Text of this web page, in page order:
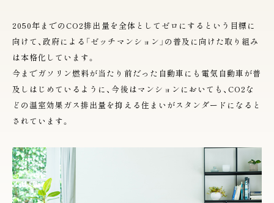
2050年までのCO2排出量を全体としてゼロにするという目標に
向けて、政府による「ゼッチマンション」の普及に向けた取り組み
は本格化しています。
今までガソリン燃料が当たり前だった自動車にも電気自動車が普
及しはじめているように、今後はマンションにおいても、CO2な
どの温室効果ガス排出量を抑える住まいがスタンダードになると
されています。